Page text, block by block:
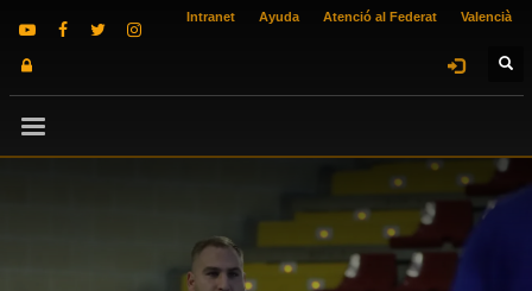
Intranet Ayuda Atenció al Federat Valencià